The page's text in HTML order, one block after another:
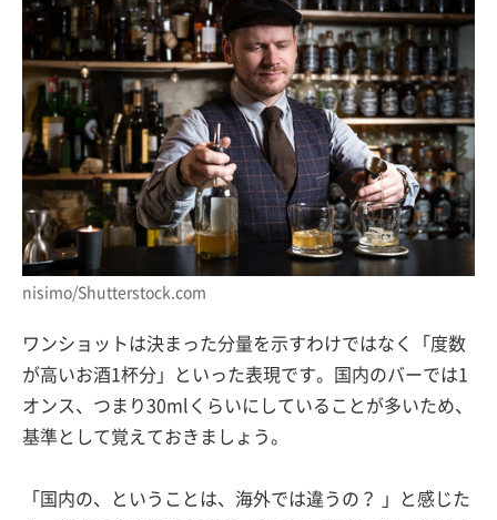
nisimo/Shutterstock.com
ワンショットは決まった分量を示すわけではなく「度数
が高いお酒1杯分」といった表現です。国内のバーでは1
オンス、つまり30mlくらいにしていることが多いため、
基準として覚えておきましょう。
「国内の、ということは、海外では違うの？ 」と感じた